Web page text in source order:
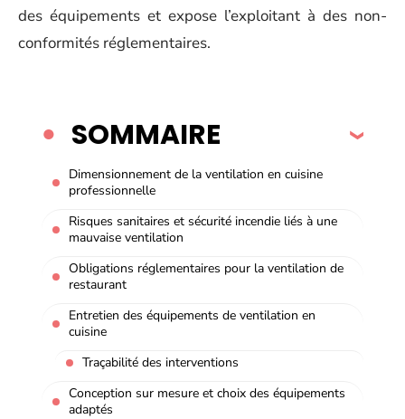
des équipements et expose l’exploitant à des non-
conformités réglementaires.
SOMMAIRE
Dimensionnement de la ventilation en cuisine
professionnelle
Risques sanitaires et sécurité incendie liés à une
mauvaise ventilation
Obligations réglementaires pour la ventilation de
restaurant
Entretien des équipements de ventilation en
cuisine
Traçabilité des interventions
Conception sur mesure et choix des équipements
adaptés